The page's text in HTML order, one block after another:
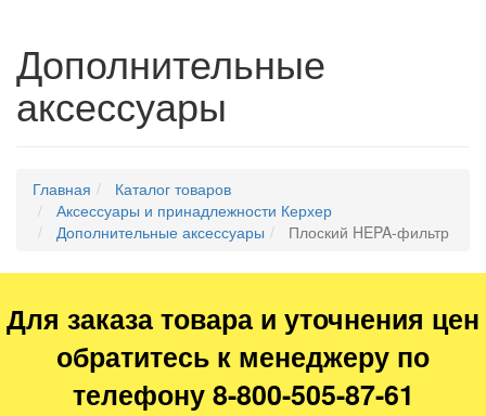
Дополнительные
аксессуары
Главная
Каталог товаров
Аксессуары и принадлежности Керхер
Дополнительные аксессуары
Плоский HEPA-фильтр
Для заказа товара и уточнения цен
обратитесь к менеджеру по
телефону 8-800-505-87-61